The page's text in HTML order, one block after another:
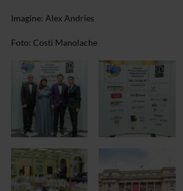
Imagine: Alex Andries
Foto: Costi Manolache